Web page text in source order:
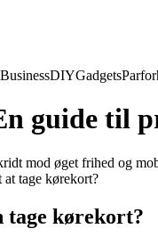
BusinessDIYGadgets
guide til
mod øget frihed og
tage kørekort?
kørekort?